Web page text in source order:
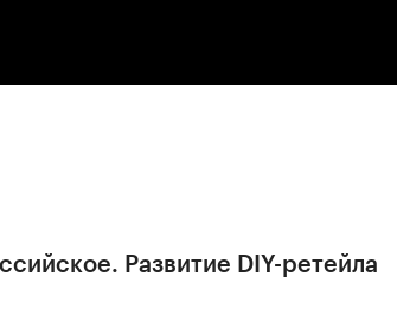
Развитие DIY-ретейла